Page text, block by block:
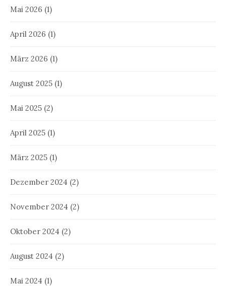
Mai 2026 (1)
April 2026 (1)
März 2026 (1)
August 2025 (1)
Mai 2025 (2)
April 2025 (1)
März 2025 (1)
Dezember 2024 (2)
November 2024 (2)
Oktober 2024 (2)
August 2024 (2)
Mai 2024 (1)